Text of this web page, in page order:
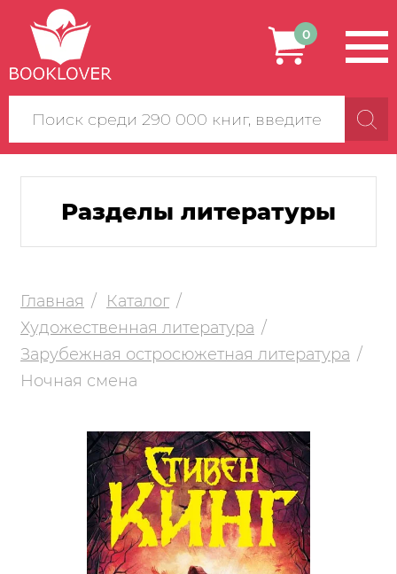
Поиск
по
сайту
0
Разделы литературы
Главная
Каталог
Художественная литература
Зарубежная остросюжетная литература
Ночная смена